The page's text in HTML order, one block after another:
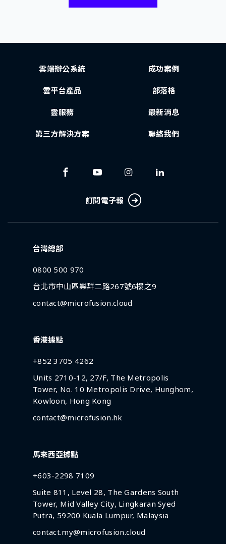
雲端辦公系統
雲平台產品
雲服務
第三方解決方案
成功案例
部落格
最新消息
聯絡我們
訂閱電子報
台灣總部
0800 500 970
台北市中山區樂群二路267號6樓之9
contact@microfusion.cloud
香港據點
+852 3705 4262
Units 2710-12, 27/F, The Metropolis
Tower, No. 10 Metropolis Drive, Hunghom,
Kowloon, Hong Kong
contact@microfusion.hk
馬來西亞據點
+603-2298 7109
Suite 811, Level 28, The Gardens South
Tower, Mid Valley City, Lingkaran Syed
Putra, 59200 Kuala Lumpur, Malaysia
contact.my@microfusion.cloud